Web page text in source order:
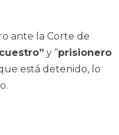
ante la Corte de
y “prisionero
está detenido, lo